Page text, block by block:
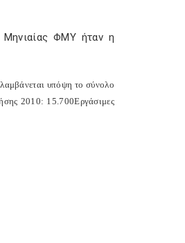
Μηνιαίας ΦΜΥ ήταν η
υπόψη το σύνολο
2010: 15.700Εργάσιμες